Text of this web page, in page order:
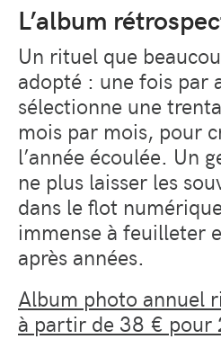
L’album
Un rituel que
adopté : une fois par
sélectionne une
mois par mois, pour
l’année écoulée. Un
ne plus laisser les
dans le flot
immense à feuilleter
après années.
Album photo annuel
à partir de 38 € pour